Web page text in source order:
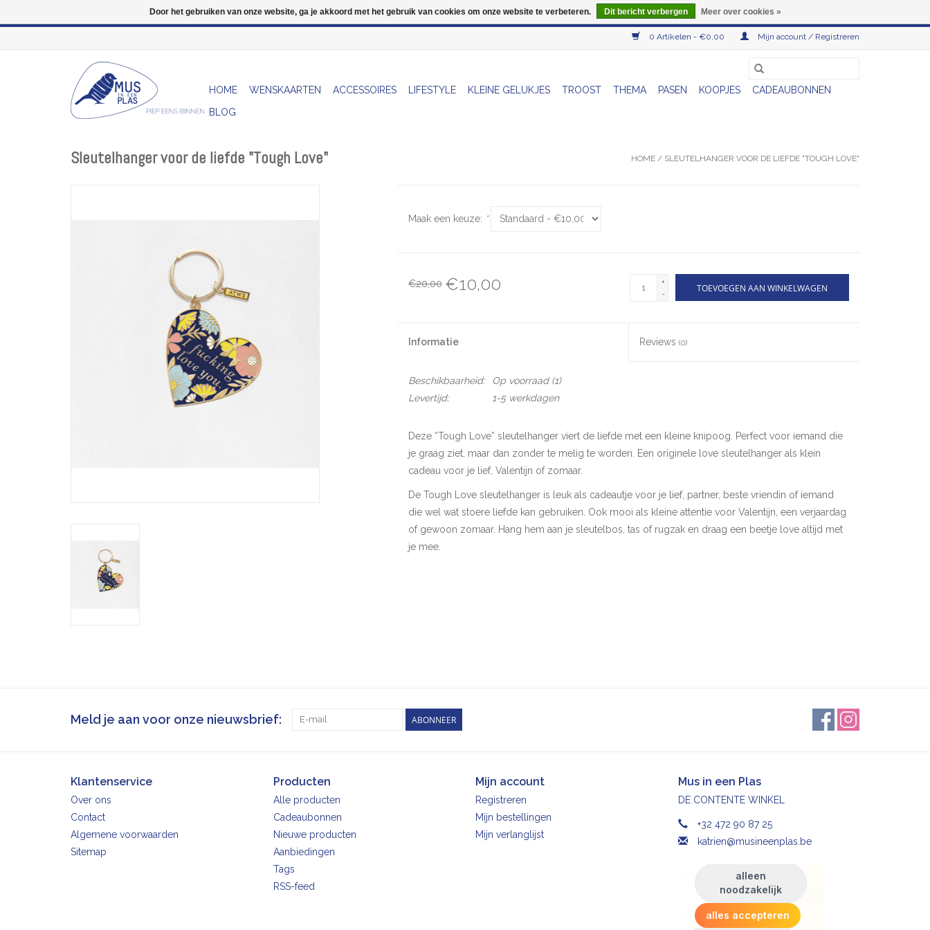
0 Artikelen - €0,00 Mijn account / Registreren
HOME WENSKAARTEN ACCESSOIRES LIFESTYLE KLEINE GELUKJES TROOST THEMA PASEN KOOPJES
CADEAUBONNEN
BLOG
Sleutelhanger voor de liefde "Tough Love" HOME / SLEUTELHANGER VOOR DE LIEFDE "TOUGH LOVE"
Maak een keuze: *
€20,00 €10,00
+
-
TOEVOEGEN AAN WINKELWAGEN
Informatie Reviews(0)
Beschikbaarheid: Op voorraad(1)
Levertijd:
1-5 werkdagen
Deze “Tough Love” sleutelhanger viert de liefde met een kleine knipoog. Perfect voor iemand die
je graag ziet, maar dan zonder te melig te worden. Een originele love sleutelhanger als klein
cadeau voor je lief, Valentijn of zomaar.
De Tough Love sleutelhanger is leuk als cadeautje voor je lief, partner, beste vriendin of iemand
die wel wat stoere liefde kan gebruiken. Ook mooi als kleine attentie voor Valentijn, een verjaardag
of gewoon zomaar. Hang hem aan je sleutelbos, tas of rugzak en draag een beetje love altijd met
je mee.
Meld je aan voor onze nieuwsbrief: ABONNEER
Klantenservice
Over ons
Contact
Algemene voorwaarden
Sitemap
Producten
Alle producten
Cadeaubonnen
Nieuwe producten
Aanbiedingen
Tags
RSS-feed
Mijn account
Registreren
Mijn bestellingen
Mijn verlanglijst
Mus in een Plas
DE CONTENTE WINKEL
+32 472 90 87 25
katrien@musineenplas.be
Door het gebruiken van onze website, ga je akkoord met het gebruik van cookies om onze website te verbeteren. Dit bericht verbergen Meer over cookies »
Wij zijn uitzonderlijk gesloten op Do 13/08